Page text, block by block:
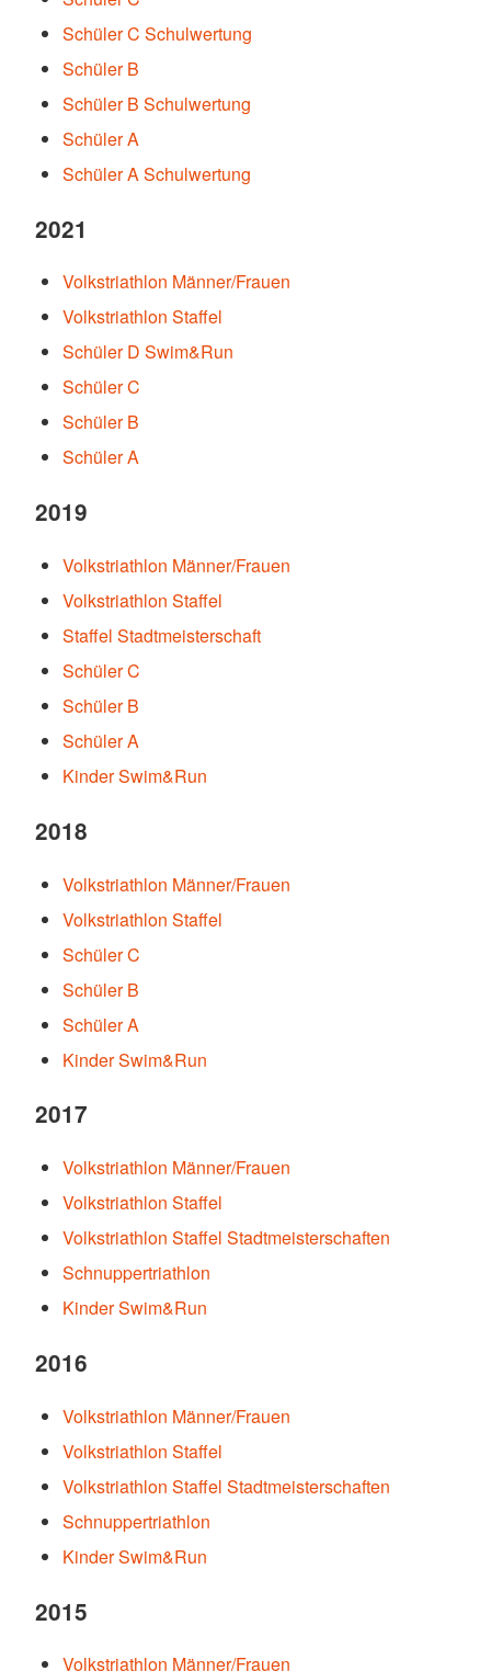
Schüler C Schulwertung
Schüler B
Schüler B Schulwertung
Schüler A
Schüler A Schulwertung
2021
Volkstriathlon Männer/Frauen
Volkstriathlon Staffel
Schüler D Swim&Run
Schüler C
Schüler B
Schüler A
2019
Volkstriathlon Männer/Frauen
Volkstriathlon Staffel
Staffel Stadtmeisterschaft
Schüler C
Schüler B
Schüler A
Kinder Swim&Run
2018
Volkstriathlon Männer/Frauen
Volkstriathlon Staffel
Schüler C
Schüler B
Schüler A
Kinder Swim&Run
2017
Volkstriathlon Männer/Frauen
Volkstriathlon Staffel
Volkstriathlon Staffel Stadtmeisterschaften
Schnuppertriathlon
Kinder Swim&Run
2016
Volkstriathlon Männer/Frauen
Volkstriathlon Staffel
Volkstriathlon Staffel Stadtmeisterschaften
Schnuppertriathlon
Kinder Swim&Run
2015
Volkstriathlon Männer/Frauen